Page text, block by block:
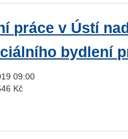
práce v Ústí
bydlení
09:00
Kč